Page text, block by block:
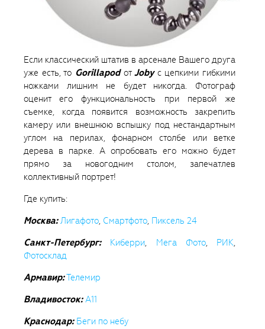
Если классический штатив в арсенале Вашего друга
уже есть, то GorillapodотJobyс цепкими гибкими
ножками лишним не будет никогда. Фотограф
оценит его функциональность при первой же
съемке, когда появится возможность закрепить
камеру или внешнюю вспышку под нестандартным
углом на перилах, фонарном столбе или ветке
дерева в парке. А опробовать его можно будет
прямо за новогодним столом, запечатлев
коллективный портрет­­!
Где купить:
Москва: Лигафото, Смартфото, Пиксель 24
Санкт-Петербург:
Киберри, Мега Фото, РИК,
Фотосклад
Армавир:Телемир
Владивосток: A11
Краснодар: Беги по небу